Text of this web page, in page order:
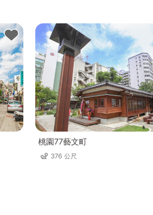
桃園77藝文町
376 公尺